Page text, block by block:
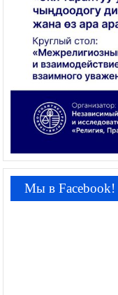
Мы в Facebook!